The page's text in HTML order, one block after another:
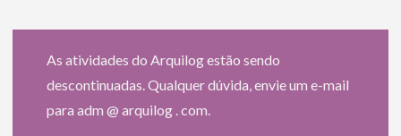
As atividades do Arquilog estão sendo
descontinuadas. Qualquer dúvida, envie um e-mail
para adm @ arquilog . com.